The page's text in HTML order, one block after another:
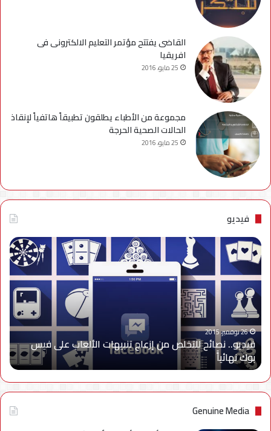
القاضى يفتتح مؤتمر التعليم الالكترونى فى
افريقيا
25 مايو، 2016
مجموعة من الأطباء يطلقون تطبيقاً هاتفياً لإنقاذ
الحالات الصحية الحرجة
25 مايو، 2016
فيديو
فيديو..
نصائح
للتخلص
من
إزعاج
تنبيهات
الألعاب
على
فيس
بوك
نهائياًَ
26 نوفمبر، 2015
فيديو.. نصائح للتخلص من إزعاج تنبيهات الألعاب على فيس
بوك نهائياًَ
Genuine Media